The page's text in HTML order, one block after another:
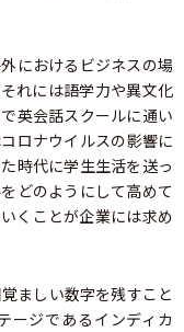
におけるビジネスの場
れには語学力や異文化
英会話スクールに通い
ロナウイルスの影響に
時代に学生生活を送っ
どのようにして高めて
くことが企業には求め
ましい数字を残すこと
ージであるインディカ